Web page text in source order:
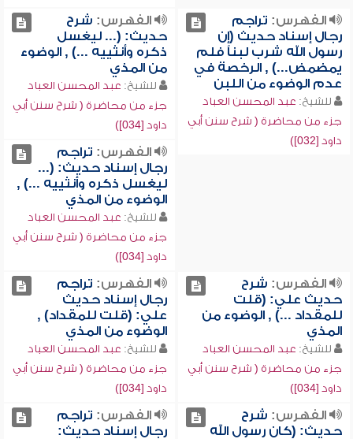
الفهرس: تراجم
رجال إسناد حديث (إن
رسول الله شرب لبناً فلم
يمضمض...) , الرخصة في
عدم الوضوء من اللبن
للشيخ: عبد المحسن العباد
جزء من محاضرة ( شرح سنن أبي
داود [032])
الفهرس: شرح
حديث: (... ليغسل
ذكره وأنثييه ...) , الوضوء
من المذي
للشيخ: عبد المحسن العباد
جزء من محاضرة ( شرح سنن أبي
داود [034])
الفهرس: تراجم
رجال إسناد حديث: (...
ليغسل ذكره وأنثييه ...) ,
الوضوء من المذي
للشيخ: عبد المحسن العباد
جزء من محاضرة ( شرح سنن أبي
داود [034])
الفهرس: شرح
حديث علي: (قلت
للمقداد ...) , الوضوء من
المذي
للشيخ: عبد المحسن العباد
جزء من محاضرة ( شرح سنن أبي
داود [034])
الفهرس: تراجم
رجال إسناد حديث
علي: (قلت للمقداد) ,
الوضوء من المذي
للشيخ: عبد المحسن العباد
جزء من محاضرة ( شرح سنن أبي
داود [034])
الفهرس: شرح
حديث: (كان رسول الله
الفهرس: تراجم
رجال إسناد حديث: